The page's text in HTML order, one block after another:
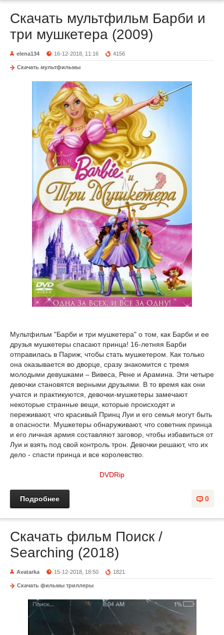
Скачать мультфильм Барби и
три мушкетера (2009)
elena134 16-12-2018, 11:16 4156
Скачать мультфильмы
Мультфильм "Барби и три мушкетера" о том, как Барби и ее
друзья мушкетеры спасают принца! 16-летняя Барби
отправилась в Париж, чтобы стать мушкетером. Как только
она оказывается во дворце, сразу знакомится с тремя
молодыми девушками – Вивеса, Рене и Арамина. Эти четыре
девочки становятся верными друзьями. В то время как они
учатся и практикуются, девочки-мушкетеры замечают
некоторые странные вещи, которые происходят и
переживают, что красивый Принц Луи и его семья могут быть
в опасности. Мушкетеры обнаруживают, что советник принца
и его личная армия составляют заговор, чтобы избавиться от
Луи и взять под свой контроль трон. Девочки решают, что их
дело - спасти принца и все королевство.
DVDRip
0
Подробнее
Скачать фильм Поиск /
Searching (2018)
Avatarka 15-12-2018, 18:50 1821
Скачать фильмы триллеры